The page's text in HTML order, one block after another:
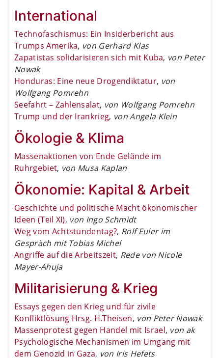
International
Technofaschismus: Ein Insiderbericht aus
Trumps Amerika, von Gerhard Klas
Zapatistas solidarisieren sich mit Kuba, von Peter
Nowak
Honduras: Eine neue Drogendiktatur, von
Wolfgang Pomrehn
Seefahrt – Zahlensalat, von Wolfgang Pomrehn
Trump und der Irankrieg, von Angela Klein
Ökologie & Klima
Massenaktionen von Ende Gelände im
Ruhrgebiet, von Musa Kaplan
Ökonomie: Kapital & Arbeit
Geschichte und politische Macht ökonomischer
Ideen (Teil XI), von Ingo Schmidt
Weg vom Achtstundentag?, Rolf Euler im
Gespräch mit Tobias Michel
Angriffe auf die Arbeitszeit, Rede von Nicole
Mayer-Ahuja
Militarisierung & Krieg
Essays gegen den Krieg und für zivile
Konfliktlösung Hrsg. H.Theisen, von Peter Nowak
Massenprotest gegen Handel mit Israel, von ak
Psychologische Mechanismen im Umgang mit
dem Genozid in Gaza, von Iris Hefets